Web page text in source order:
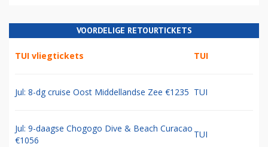
VOORDELIGE RETOURTICKETS
TUI vliegtickets TUI
Jul: 8-dg cruise Oost Middellandse Zee €1235 TUI
Jul: 9-daagse Chogogo Dive & Beach Curacao
€1056
TUI